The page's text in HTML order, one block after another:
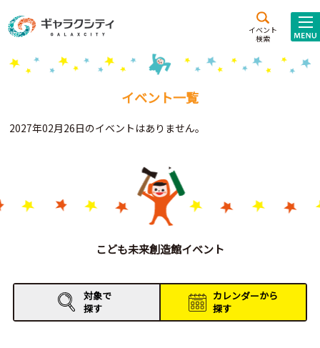
イベント
検索
施設案内
こども
西新井
施設･
Gがくえん
お知らせ
イベントレポート
イベント一覧
2027年02月26日のイベントはありません。
こども未来創造館イベント
対象で
探す
カレンダーから
探す